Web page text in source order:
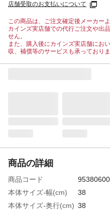
店舗受取のお支払いについて
この商品は、ご注文確定後メーカー
カインズ実店舗での代行ご注文や出
せん。
また、購入後にカインズ実店舗にお
収、補償等のサービスも承っておりま
商品の詳細
商品コード
本体サイズ-幅(cm)
38
本体サイズ-奥行(cm) 38